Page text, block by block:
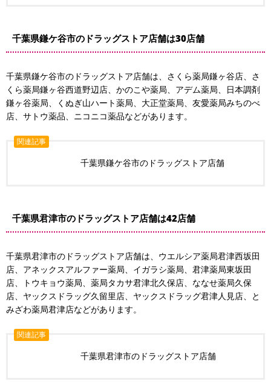
千葉県鎌ケ谷市のドラッグストア店舗は30店舗
千葉県鎌ケ谷市のドラッグストア店舗は、さくら薬局鎌ヶ谷店、さ
くら薬局鎌ヶ谷西道野辺店、かのこや薬局、アデム薬局、日本調剤
鎌ヶ谷薬局、くぬぎ山ハート薬局、大正堂薬局、友愛薬局みちのべ
店、サトウ薬品、ニコニコ薬品などがあります。
関連記事
千葉県鎌ケ谷市のドラッグストア店舗
千葉県君津市のドラッグストア店舗は42店舗
千葉県君津市のドラッグストア店舗は、ウエルシア薬局君津西坂田
店、アネックスアルファー薬局、イガラシ薬局、君津薬局東坂田
店、トウキョウ薬局、薬局タカサ君津北久保店、ななせ薬局久保
店、ヤックスドラッグ久留里店、ヤックスドラッグ君津人見店、と
みざわ薬局君津店などがあります。
関連記事
千葉県君津市のドラッグストア店舗